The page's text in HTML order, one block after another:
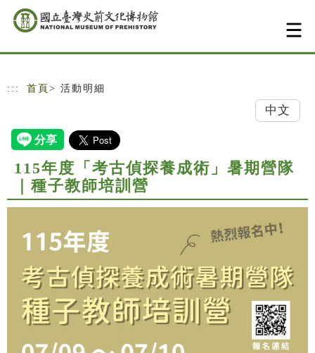
跳到主要內容
網站導覽
::: 首頁 > 活動明細
中文
115年度「考古偵探養成術」暑期營隊
｜種子教師培訓營